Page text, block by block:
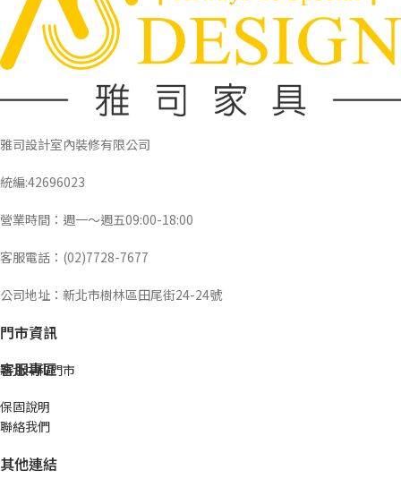
雅司設計室內裝修有限公司
統編:42696023
營業時間：週一～週五09:00-18:00
客服電話：(02)7728-7677
公司地址：新北市樹林區田尾街24-24號
門市資訊
新北中和門市
客服專區
保固說明
聯絡我們
其他連結